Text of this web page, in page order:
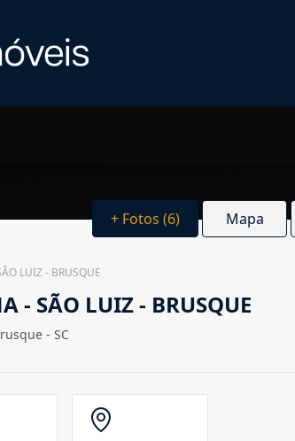
+ Fotos (6) Mapa
LUIZ - BRUSQUE
- SÃO LUIZ - BRUSQUE
- SC